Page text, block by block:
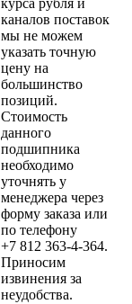
курса рубля и
каналов поставок
мы не можем
указать точную
цену на
большинство
позиций.
Стоимость
данного
подшипника
необходимо
уточнять у
менеджера через
форму заказа или
по телефону
+7 812 363-4-364.
Приносим
извинения за
неудобства.